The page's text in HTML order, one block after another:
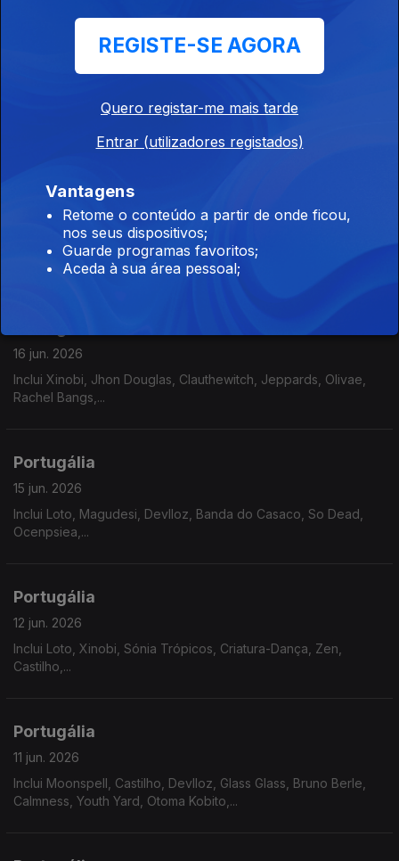
Inclui Niki Moss, Manuel Fúria, UHF, Gang 90, Criatura Dança,
Portugália
17 jun. 2026
Inclui Castilho, Madredeus, Humberto, Plaka, Glass Glass, Os
Golpes, Clauthewitch,...
16 jun. 2026
Inclui Xinobi, Jhon Douglas, Clauthewitch, Jeppards, Olivae,
Rachel Bangs,...
Portugália
15 jun. 2026
Inclui Loto, Magudesi, Devlloz, Banda do Casaco, So Dead,
Ocenpsiea,...
Portugália
12 jun. 2026
Inclui Loto, Xinobi, Sónia Trópicos, Criatura-Dança, Zen,
Castilho,...
Portugália
11 jun. 2026
Inclui Moonspell, Castilho, Devlloz, Glass Glass, Bruno Berle,
Calmness, Youth Yard, Otoma Kobito,...
REGISTE-SE AGORA
Quero registar-me mais tarde
Entrar (utilizadores registados)
Vantagens
Retome o conteúdo a partir de onde ficou,
nos seus dispositivos;
Guarde programas favoritos;
Aceda à sua área pessoal;